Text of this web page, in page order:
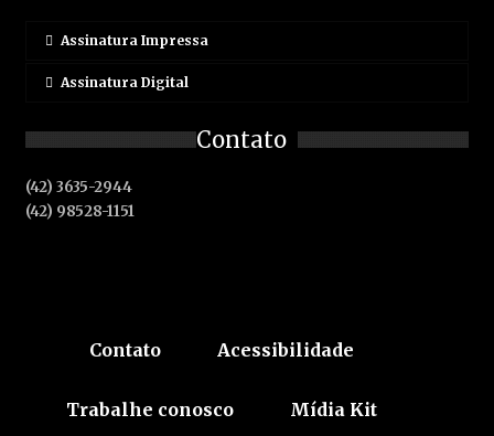
Assinatura Impressa
Assinatura Digital
Contato
(42) 3635-2944
(42) 98528-1151
Contato Acessibilidade
Trabalhe conosco Mídia Kit